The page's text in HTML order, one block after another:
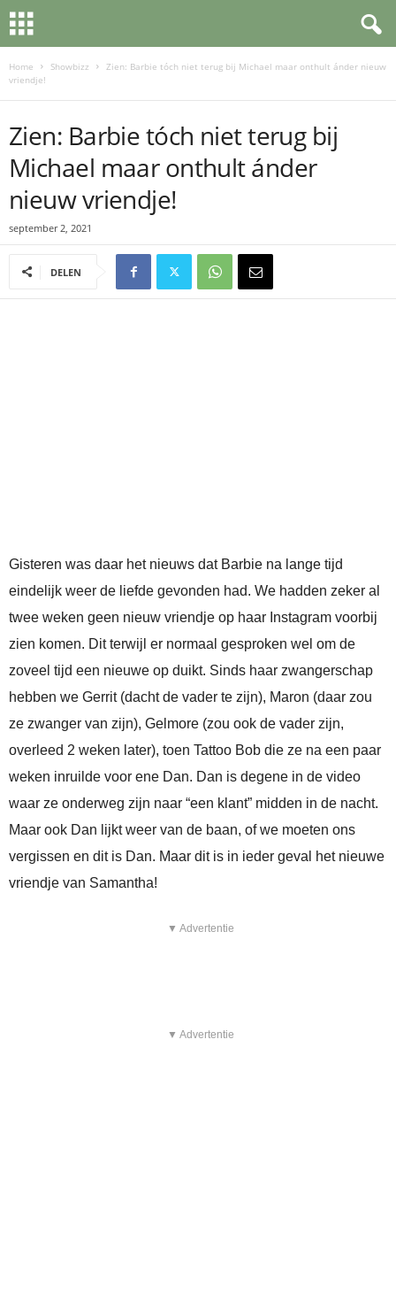
Home Showbizz
Zien: Barbie tóch niet terug bij Michael maar onthult ánder nieuw
vriendje!
Zien: Barbie tóch niet terug bij
Michael maar onthult ánder
nieuw vriendje!
september 2, 2021
DELEN
Gisteren was daar het nieuws dat Barbie na lange tijd
eindelijk weer de liefde gevonden had. We hadden zeker al
twee weken geen nieuw vriendje op haar Instagram voorbij
zien komen. Dit terwijl er normaal gesproken wel om de
zoveel tijd een nieuwe op duikt. Sinds haar zwangerschap
hebben we Gerrit (dacht de vader te zijn), Maron (daar zou
ze zwanger van zijn), Gelmore (zou ook de vader zijn,
overleed 2 weken later), toen Tattoo Bob die ze na een paar
weken inruilde voor ene Dan. Dan is degene in de video
waar ze onderweg zijn naar “een klant” midden in de nacht.
Maar ook Dan lijkt weer van de baan, of we moeten ons
vergissen en dit is Dan. Maar dit is in ieder geval het nieuwe
vriendje van Samantha!
▼ Advertentie
▼ Advertentie